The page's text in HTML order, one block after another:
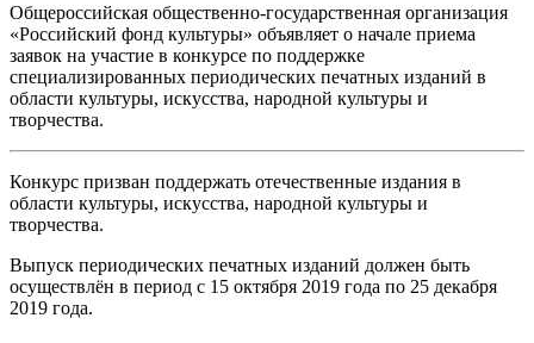
Общероссийская общественно-государственная организация
«Российский фонд культуры» объявляет о начале приема
заявок на участие в конкурсе по поддержке
специализированных периодических печатных изданий в
области культуры, искусства, народной культуры и
творчества.
Конкурс призван поддержать отечественные издания в
области культуры, искусства, народной культуры и
творчества.
Выпуск периодических печатных изданий должен быть
осуществлён в период с 15 октября 2019 года по 25 декабря
2019 года.